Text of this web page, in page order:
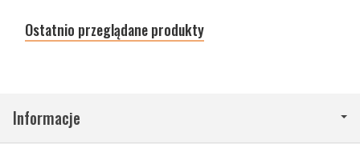
Ostatnio przeglądane produkty
Informacje